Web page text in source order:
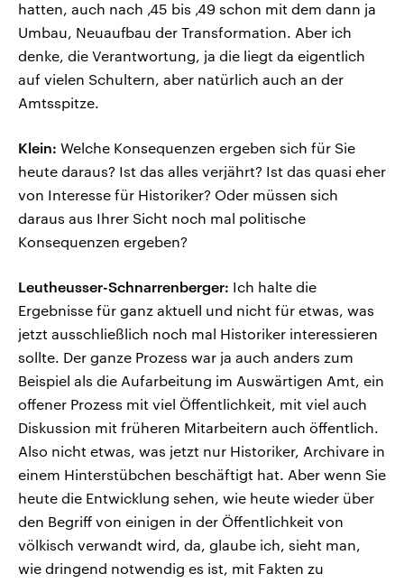
hatten, auch nach ‚45 bis ‚49 schon mit dem dann ja
Umbau, Neuaufbau der Transformation. Aber ich
denke, die Verantwortung, ja die liegt da eigentlich
auf vielen Schultern, aber natürlich auch an der
Amtsspitze.
Klein: Welche Konsequenzen ergeben sich für Sie
heute daraus? Ist das alles verjährt? Ist das quasi eher
von Interesse für Historiker? Oder müssen sich
daraus aus Ihrer Sicht noch mal politische
Konsequenzen ergeben?
Leutheusser-Schnarrenberger: Ich halte die
Ergebnisse für ganz aktuell und nicht für etwas, was
jetzt ausschließlich noch mal Historiker interessieren
sollte. Der ganze Prozess war ja auch anders zum
Beispiel als die Aufarbeitung im Auswärtigen Amt, ein
offener Prozess mit viel Öffentlichkeit, mit viel auch
Diskussion mit früheren Mitarbeitern auch öffentlich.
Also nicht etwas, was jetzt nur Historiker, Archivare in
einem Hinterstübchen beschäftigt hat. Aber wenn Sie
heute die Entwicklung sehen, wie heute wieder über
den Begriff von einigen in der Öffentlichkeit von
völkisch verwandt wird, da, glaube ich, sieht man,
wie dringend notwendig es ist, mit Fakten zu